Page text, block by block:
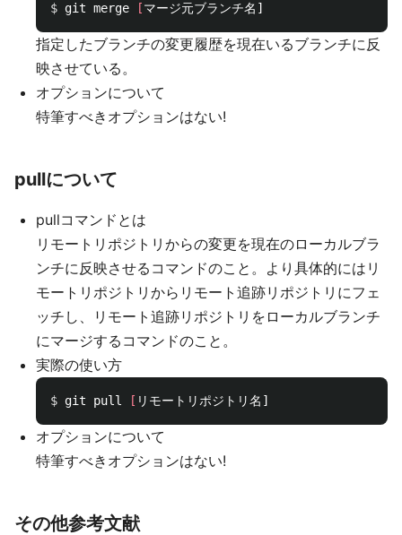
$ git merge [
指定したブランチの変更履歴を現在いるブランチに反
映させている。
オプションについて
特筆すべきオプションはない!
pullについて
pullコマンドとは
リモートリポジトリからの変更を現在のローカルブラ
ンチに反映させるコマンドのこと。より具体的にはリ
モートリポジトリからリモート追跡リポジトリにフェ
ッチし、リモート追跡リポジトリをローカルブランチ
にマージするコマンドのこと。
実際の使い方
$ git pull [
オプションについて
特筆すべきオプションはない!
その他参考文献